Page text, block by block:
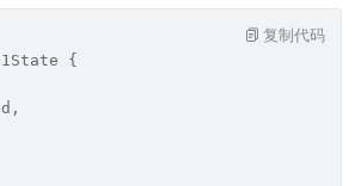
{
复制代码